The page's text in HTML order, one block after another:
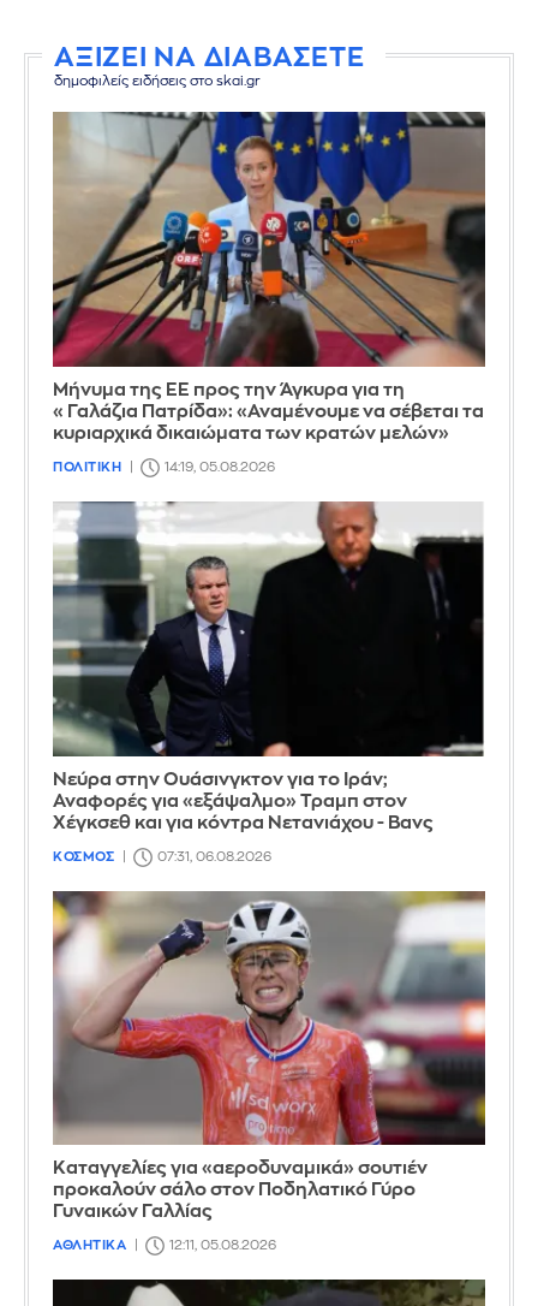
ΑΞΙΖΕΙ ΝΑ ΔΙΑΒΑΣΕΤΕ
δημοφιλείς ειδήσεις στο skai.gr
Μήνυμα της ΕΕ προς την Άγκυρα για τη
«Γαλάζια Πατρίδα»: «Αναμένουμε να σέβεται τα
κυριαρχικά δικαιώματα των κρατών μελών»
ΠΟΛΙΤΙΚΗ 14:19, 05.08.2026
Νεύρα στην Ουάσινγκτον για το Ιράν;
Αναφορές για «εξάψαλμο» Τραμπ στον
Χέγκσεθ και για κόντρα Νετανιάχου - Βανς
ΚΟΣΜΟΣ 07:31, 06.08.2026
Καταγγελίες για «αεροδυναμικά» σουτιέν
προκαλούν σάλο στον Ποδηλατικό Γύρο
Γυναικών Γαλλίας
ΑΘΛΗΤΙΚΑ 12:11, 05.08.2026